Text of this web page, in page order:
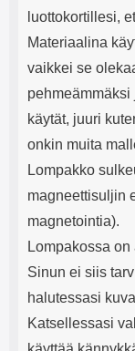
luottokortillesi,
Materiaalina
vaikkei se
käytät, juuri
onkin muita
Lompakko
magneettisuljin
magnetointia).
Lompakossa
Sinun ei siis
halutessasi
Katsellessasi